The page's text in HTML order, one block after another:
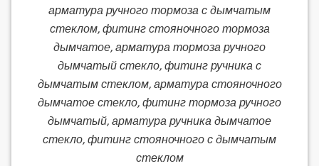
арматура ручного тормоза с дымчатым
стеклом, фитинг стояночного тормоза
дымчатое, арматура тормоза ручного
дымчатый стекло, фитинг ручника с
дымчатым стеклом, арматура стояночного
дымчатое стекло, фитинг тормоза ручного
дымчатый, арматура ручника дымчатое
стекло, фитинг стояночного с дымчатым
стеклом